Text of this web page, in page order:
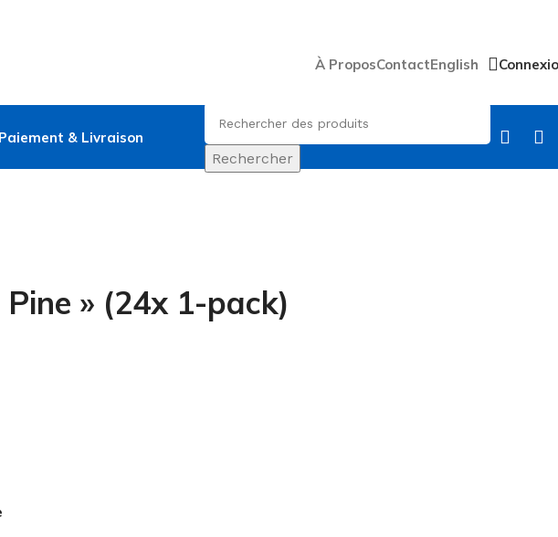
À ProposContactEnglish
Paiement & Livraison
Rechercher
» (24x 1-pack)